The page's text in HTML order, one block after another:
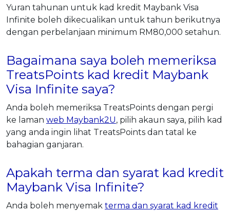
Yuran tahunan untuk kad kredit Maybank Visa
Infinite boleh dikecualikan untuk tahun berikutnya
dengan perbelanjaan minimum RM80,000 setahun.
Bagaimana saya boleh memeriksa
TreatsPoints kad kredit Maybank
Visa Infinite saya?
Anda boleh memeriksa TreatsPoints dengan pergi
ke laman web Maybank2U, pilih akaun saya, pilih kad
yang anda ingin lihat TreatsPoints dan tatal ke
bahagian ganjaran.
Apakah terma dan syarat kad kredit
Maybank Visa Infinite?
Anda boleh menyemak terma dan syarat kad kredit